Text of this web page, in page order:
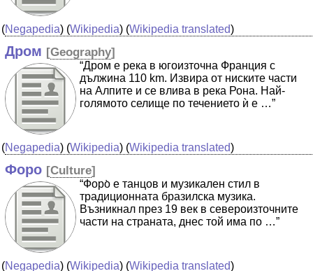
(Negapedia) (Wikipedia) (Wikipedia translated)
Дром [Geography]
“Дром е река в югоизточна Франция с
дължина 110 km. Извира от ниските части
на Алпите и се влива в река Рона. Най-
голямото селище по течението ѝ е …”
(Negapedia) (Wikipedia) (Wikipedia translated)
Форо [Culture]
“Форо̀ е танцов и музикален стил в
традиционната бразилска музика.
Възникнал през 19 век в североизточните
части на страната, днес той има по …”
(Negapedia) (Wikipedia) (Wikipedia translated)